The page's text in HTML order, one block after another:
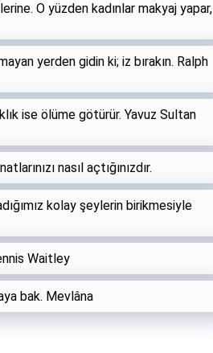
O yüzden kadınlar makyaj yapar,
yerden gidin ki; iz bırakın. Ralph
ise ölüme götürür. Yavuz Sultan
nasıl açtığınızdır.
kolay şeylerin birikmesiyle
Waitley
bak. Mevlâna